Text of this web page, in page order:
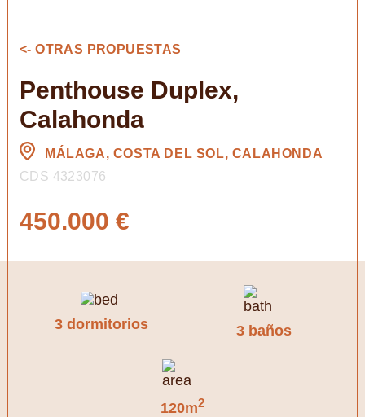
<- OTRAS PROPUESTAS
Penthouse Duplex,
Calahonda
MÁLAGA, COSTA DEL SOL, CALAHONDA
CDS 4323076
450.000 €
3 dormitorios 3 baños
120m2